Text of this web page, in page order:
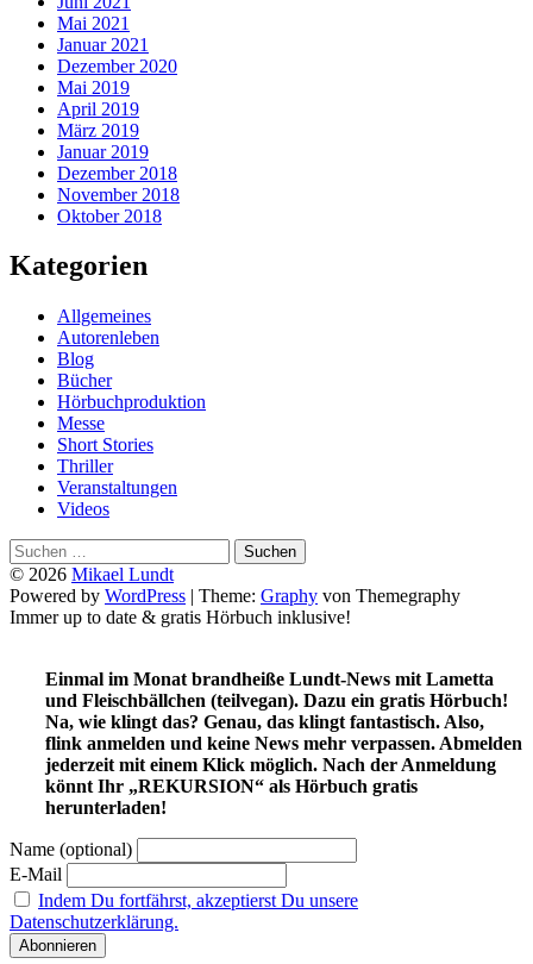
Mai 2021
Januar 2021
Dezember 2020
Mai 2019
April 2019
März 2019
Januar 2019
Dezember 2018
November 2018
Oktober 2018
Kategorien
Allgemeines
Autorenleben
Blog
Bücher
Hörbuchproduktion
Messe
Short Stories
Thriller
Veranstaltungen
Videos
Suchen
nach:
© 2026 Mikael Lundt
Powered by WordPress | Theme: Graphy von Themegraphy
Immer up to date & gratis Hörbuch inklusive!
Einmal im Monat brandheiße Lundt-News mit Lametta
und Fleischbällchen (teilvegan). Dazu ein gratis Hörbuch!
Na, wie klingt das? Genau, das klingt fantastisch. Also,
flink anmelden und keine News mehr verpassen. Abmelden
jederzeit mit einem Klick möglich. Nach der Anmeldung
könnt Ihr „REKURSION“ als Hörbuch gratis
herunterladen!
Name (optional)
E-Mail
Indem Du fortfährst, akzeptierst Du unsere
Datenschutzerklärung.